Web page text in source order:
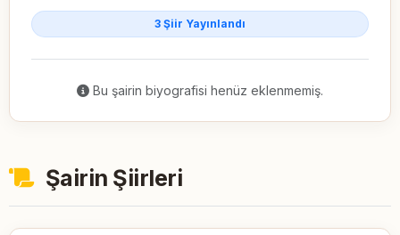
3 Şiir Yayınlandı
Bu şairin biyografisi henüz eklenmemiş.
Şairin Şiirleri